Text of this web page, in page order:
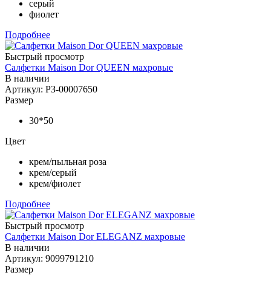
серый
фиолет
Подробнее
Быстрый просмотр
Салфетки Maison Dor QUEEN махровые
В наличии
Артикул: РЗ-00007650
Размер
30*50
Цвет
крем/пыльная роза
крем/серый
крем/фиолет
Подробнее
Быстрый просмотр
Салфетки Maison Dor ELEGANZ махровые
В наличии
Артикул: 9099791210
Размер